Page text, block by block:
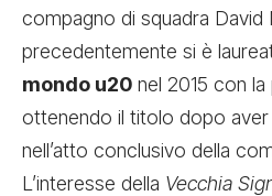
compagno di squadra David
precedentemente si è
mondo u20 nel 2015 con la
ottenendo il titolo dopo
nell’atto conclusivo della
L’interesse della Vecchia